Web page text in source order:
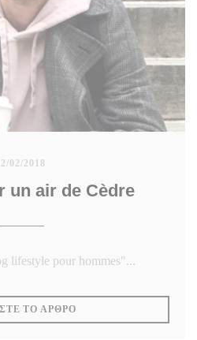
12/02/2018
un air de Cèdre
lifestyle pour hommes"...
ΤΟ ΆΡΘΡΟ((ΑΝΟΊΓΕΙ ΣΕ ΝΈΟ